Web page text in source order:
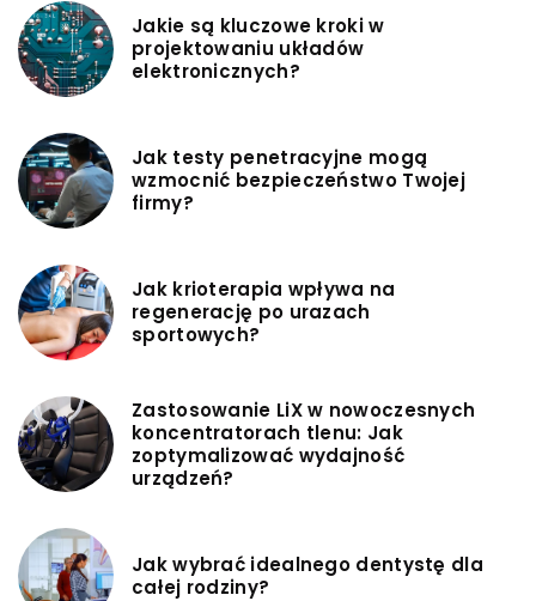
Jakie są kluczowe kroki w
projektowaniu układów
elektronicznych?
Jak testy penetracyjne mogą
wzmocnić bezpieczeństwo Twojej
firmy?
Jak krioterapia wpływa na
regenerację po urazach
sportowych?
Zastosowanie LiX w nowoczesnych
koncentratorach tlenu: Jak
zoptymalizować wydajność
urządzeń?
Jak wybrać idealnego dentystę dla
całej rodziny?